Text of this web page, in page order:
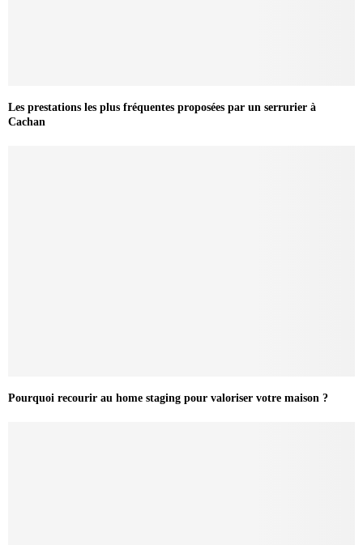
Les prestations les plus fréquentes proposées par un serrurier à
Cachan
Pourquoi recourir au home staging pour valoriser votre maison ?